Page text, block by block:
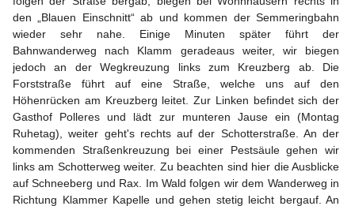
den „Blauen Einschnitt“ ab und kommen der Semmeringbahn
wieder sehr nahe. Einige Minuten später führt der
Bahnwanderweg nach Klamm geradeaus weiter, wir biegen
jedoch an der Wegkreuzung links zum Kreuzberg ab. Die
Forststraße führt auf eine Straße, welche uns auf den
Höhenrücken am Kreuzberg leitet. Zur Linken befindet sich der
Gasthof Polleres und lädt zur munteren Jause ein (Montag
Ruhetag), weiter geht's rechts auf der Schotterstraße. An der
kommenden Straßenkreuzung bei einer Pestsäule gehen wir
links am Schotterweg weiter. Zu beachten sind hier die Ausblicke
auf Schneeberg und Rax. Im Wald folgen wir dem Wanderweg in
Richtung Klammer Kapelle und gehen stetig leicht bergauf. An